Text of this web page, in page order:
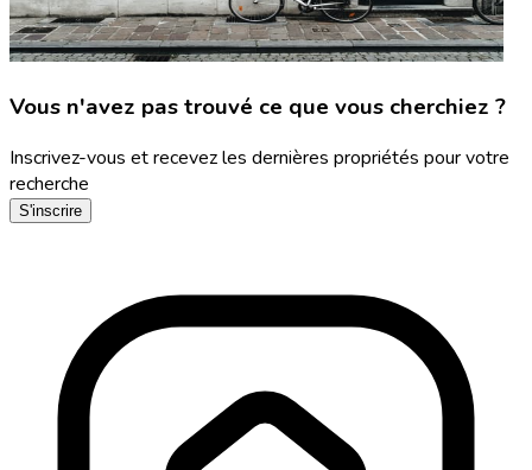
Vous n'avez pas trouvé ce que vous cherchiez ?
Inscrivez-vous et recevez les dernières propriétés pour votre
recherche
S'inscrire